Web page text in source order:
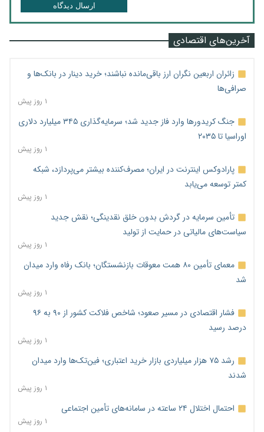
ارسال دیدگاه
آخرین‌های اقتصادی
زائران اربعین نگران ارز باقی‌مانده نباشند؛ خرید دینار در بانک‌ها و
صرافی‌ها
۱ روز پیش
جنگ کریدورها وارد فاز جدید شد؛ سرمایه‌گذاری ۳۴۵ میلیارد دلاری
اوراسیا تا ۲۰۳۵
۱ روز پیش
پارادوکس اینترنت در ایران؛ مصرف‌کننده بیشتر می‌پردازد، شبکه
کمتر توسعه می‌یابد
۱ روز پیش
تأمین سرمایه در گردش بدون خلق نقدینگی؛ نقش جدید
سیاست‌های مالیاتی در حمایت از تولید
۱ روز پیش
معمای تأمین ۸۰ همت معوقات بازنشستگان؛ بانک رفاه وارد میدان
شد
۱ روز پیش
فشار اقتصادی در مسیر صعود؛ شاخص فلاکت کشور از ۹۰ به ۹۶
درصد رسید
۱ روز پیش
رشد ۷۵ هزار میلیاردی بازار خرید اعتباری؛ فین‌تک‌ها وارد میدان
شدند
۱ روز پیش
احتمال اختلال ۲۴ ساعته در سامانه‌های تأمین اجتماعی
۱ روز پیش